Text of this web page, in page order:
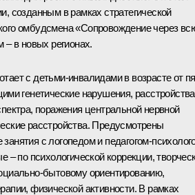
созданным в рамках стратегической
омбудсмена «Сопровождение через
– в новых регионах.
с детьми-инвалидами в возрасте от
генетические нарушения, расстройства
поражения центральной нервной
расстройства. Предусмотрены
с логопедом и педагогом-
– по психологической коррекции,
бытовому ориентированию,
физической активности. В рамках